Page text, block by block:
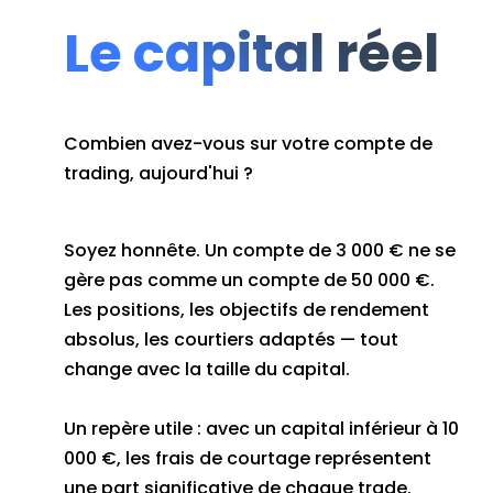
Le capital réel
Combien avez-vous sur votre compte de
trading, aujourd'hui ?
Soyez honnête. Un compte de 3 000 € ne se
gère pas comme un compte de 50 000 €.
Les positions, les objectifs de rendement
absolus, les courtiers adaptés — tout
change avec la taille du capital.
Un repère utile : avec un capital inférieur à 10
000 €, les frais de courtage représentent